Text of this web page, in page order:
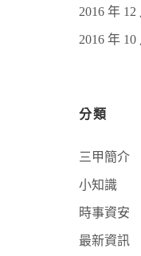
2016 年 12
2016 年 10
分類
三甲簡介
小知識
時事資安
最新資訊